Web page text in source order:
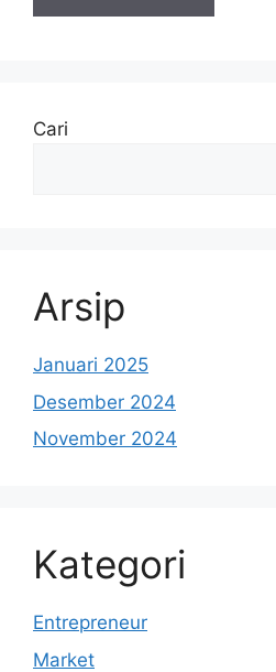
Cari
Arsip
Januari 2025
Desember 2024
November 2024
Kategori
Entrepreneur
Market